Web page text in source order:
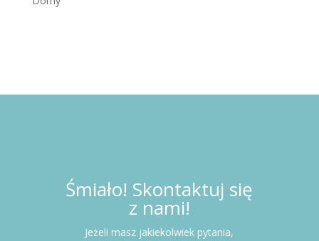
Śmiało! Skontaktuj się
z nami!
Jeżeli masz jakiekolwiek pytania,